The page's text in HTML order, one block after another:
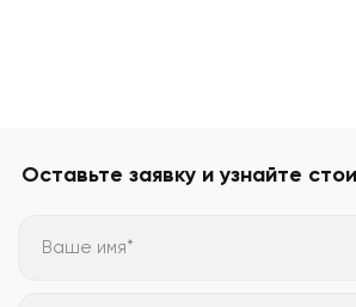
Оставьте заявку и узнайте
Ваше имя*